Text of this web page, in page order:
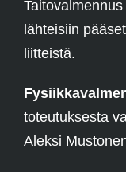
lähteisiin
liitteistä.
toteutuksesta
Aleksi